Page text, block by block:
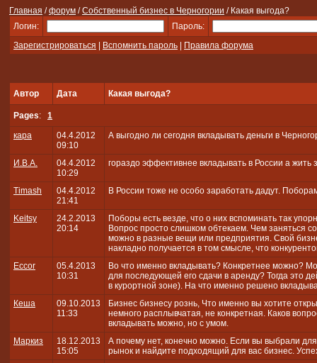
Главная /форум /Собственный бизнес в Черногории / Какая выгода?
Логин:
Пароль:
Зарегистрироваться
Вспомнить пароль Правила форума
Автор Дата Какая выгода?
Pages: 1
кара
04.4.2012
09:10
А выгодно ли сегодня вкладывать деньги в
И.В.А.
04.4.2012
10:29
гораздо эффективнее вкладывать в России а жить
Timash
04.4.2012
21:41
В России тоже не особо заработать дадут.
Keitsy
24.2.2013
20:14
Поборы есть везде, что о них вспоминать так
Вопрос просто слишком обтекаем. Чем заняться
можно в разные вещи или предприятия. Свой
накладно получается в том смысле, что
Eccor
05.4.2013
10:31
Во что именно вкладывать? Конкретнее можно?
для последующей его сдачи в аренду? Тогда это
в курортной зоне). На что именно решено
Кеша
09.10.2013
11:33
Бизнес бизнесу рознь, Что именно вы хотите
немного расплывчатая, не конкретная. Каков
вкладывать можно, но с умом.
Маркиз
18.12.2013
15:05
А почему нет, конечно можно. Если вы выбрали
рынок и найдите подходящий для вас бизнес.